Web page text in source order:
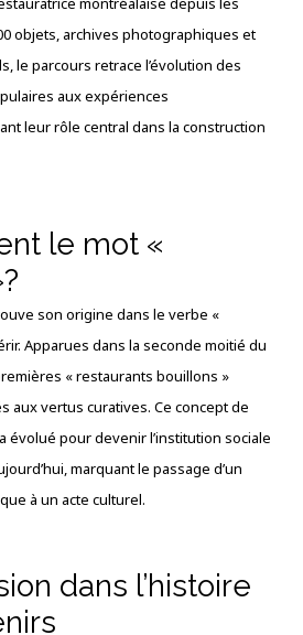
objets, archives photographiques et
le parcours retrace l’évolution des
aux expériences
leur rôle central dans la construction
le mot «
son origine dans le verbe «
Apparues dans la seconde moitié du
« restaurants bouillons »
aux vertus curatives. Ce concept de
évolué pour devenir l’institution sociale
marquant le passage d’un
à un acte culturel.
dans l’histoire